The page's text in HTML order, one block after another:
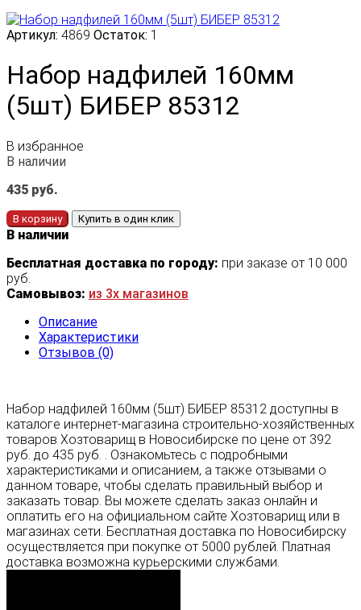
Артикул: 4869 Остаток: 1
Набор надфилей 160мм
(5шт) БИБЕР 85312
В избранное
В наличии
435 руб.
В корзину Купить в один клик
В наличии
Бесплатная доставка по городу: при заказе от 10 000
руб.
Самовывоз: из 3х магазинов
Описание
Характеристики
Отзывов (0)
Набор надфилей 160мм (5шт) БИБЕР 85312 доступны в
каталоге интернет-магазина строительно-хозяйственных
товаров Хозтоварищ в Новосибирске по цене от 392
руб. до 435 руб. . Ознакомьтесь с подробными
характеристиками и описанием, а также отзывами о
данном товаре, чтобы сделать правильный выбор и
заказать товар. Вы можете сделать заказ онлайн и
оплатить его на официальном сайте Хозтоварищ или в
магазинах сети. Бесплатная доставка по Новосибирску
осуществляется при покупке от 5000 рублей. Платная
доставка возможна курьерскими службами.